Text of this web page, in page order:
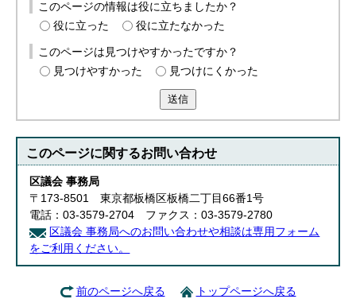
このページの情報は役に立ちましたか？
役に立った
役に立たなかった
このページは見つけやすかったですか？
見つけやすかった
見つけにくかった
送信
このページに関するお問い合わせ
区議会 事務局
〒173-8501 東京都板橋区板橋二丁目66番1号
電話：03-3579-2704 ファクス：03-3579-2780
区議会 事務局へのお問い合わせや相談は専用フォーム
をご利用ください。
前のページへ戻る トップページへ戻る